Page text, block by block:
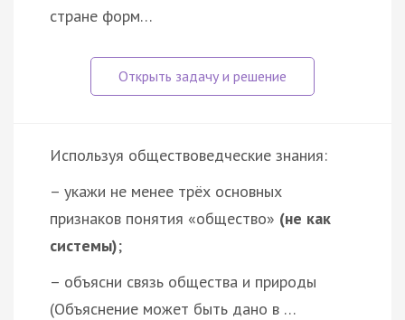
стране форм…
Используя обществоведческие знания:
– укажи не менее трёх основных
признаков понятия «общество» (не как
системы);
– объясни связь общества и природы
(Объяснение может быть дано в …